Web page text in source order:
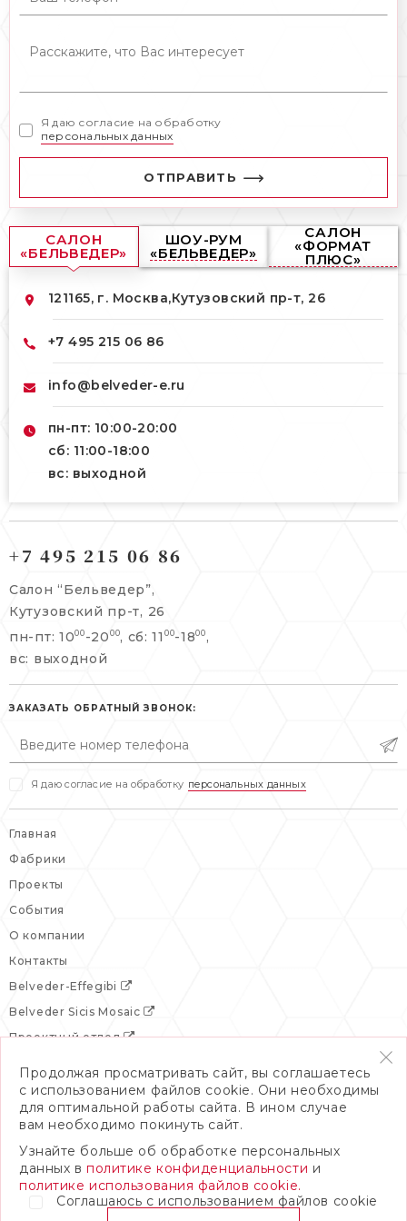
комфорт и прекрасный эстетический вид
Я даю согласие на обработку
персональных данных
ОТПРАВИТЬ
САЛОН
«БЕЛЬВЕДЕР»
ШОУ-РУМ
«БЕЛЬВЕДЕР»
САЛОН
«ФОРМАТ
ПЛЮС»
121165, г. Москва,Кутузовский пр-т, 26
+7 495 215 06 86
info@belveder-e.ru
пн-пт: 10:00-20:00
сб: 11:00-18:00
вс: выходной
info@belveder-e.ru
пн-пт: 10:00-20:00
сб, вс: выходной
Берсеневский переулок, 3/10с7
+7 495 477 45 43
info@belveder-e.ru
пн-пт: 10:00-19:00
сб: выходной
+7 495 215 06 86
Салон “Бельведер”,
Кутузовский пр-т, 26
пн-пт: 1000 -20 00, сб: 11 00-1800 ,
вс: выходной
ЗАКАЗАТЬ ОБРАТНЫЙ ЗВОНОК:
Я даю согласие на обработку персональных данных
Главная
Фабрики
Проекты
События
О компании
Контакты
Belveder-Effegibi
Belveder Sicis Mosaic
Проектный отдел
© 2026 БельведерПолитика конфиденциальности
Продолжая просматривать сайт, вы соглашаетесь
с использованием файлов cookie. Они необходимы
для оптимальной работы сайта. В ином случае
вам необходимо покинуть сайт.
Узнайте больше об обработке персональных
данных вполитике конфиденциальности и
политике использования файлов cookie.
Соглашаюсь с использованием файлов cookie